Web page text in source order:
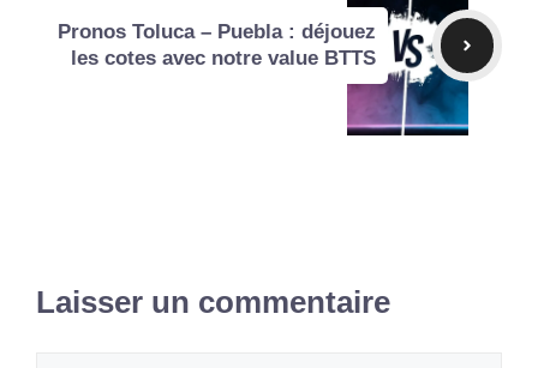
Pronos Toluca – Puebla : déjouez
les cotes avec notre value BTTS
Laisser un commentaire